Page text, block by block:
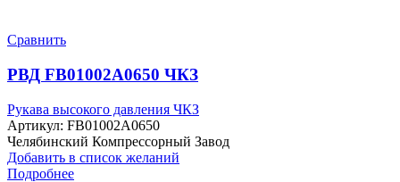
Сравнить
РВД FB01002A0650 ЧКЗ
Рукава высокого давления ЧКЗ
Артикул: FB01002A0650
Челябинский Компрессорный Завод
Добавить в список желаний
Подробнее